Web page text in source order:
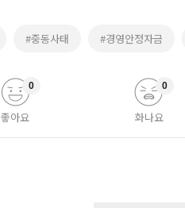
#중동사태 #경영안정자금
좋아요
0
화나요
0